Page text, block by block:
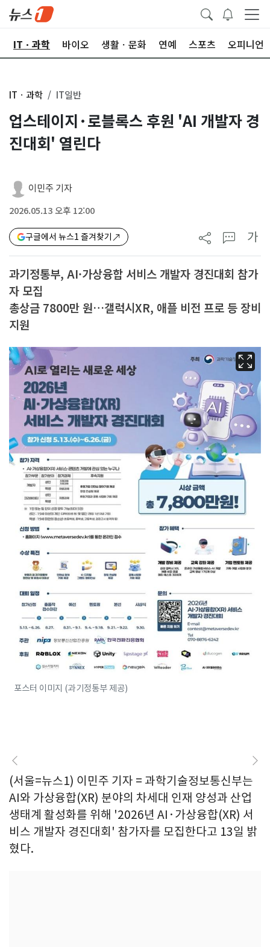
ITㆍ과학 바이오 생활ㆍ문화 연예 스포츠 오피니언
ITㆍ과학 IT일반
업스테이지·로블록스 후원 'AI 개발자 경
진대회' 열린다
이민주 기자
2026.05.13 오후 12:00
구글에서 뉴스1 즐겨찾기 가
과기정통부, AI·가상융합 서비스 개발자 경진대회 참가
자 모집
총상금 7800만 원…갤럭시XR, 애플 비전 프로 등 장비
지원
포스터 이미지 (과기정통부 제공)
(서울=뉴스1) 이민주 기자 = 과학기술정보통신부는
AI와 가상융합(XR) 분야의 차세대 인재 양성과 산업
생태계 활성화를 위해 '2026년 AI·가상융합(XR) 서
비스 개발자 경진대회' 참가자를 모집한다고 13일 밝
혔다.